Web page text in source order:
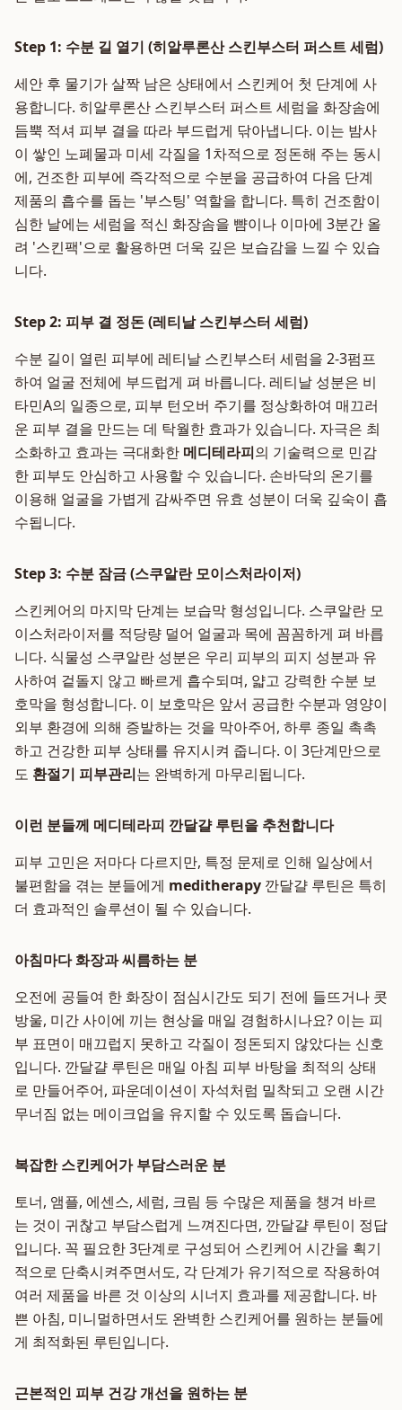
Step 1: 수분 길 열기 (히알루론산 스킨부스터 퍼스트 세럼)
세안 후 물기가 살짝 남은 상태에서 스킨케어 첫 단계에 사
용합니다. 히알루론산 스킨부스터 퍼스트 세럼을 화장솜에
듬뿍 적셔 피부 결을 따라 부드럽게 닦아냅니다. 이는 밤사
이 쌓인 노폐물과 미세 각질을 1차적으로 정돈해 주는 동시
에, 건조한 피부에 즉각적으로 수분을 공급하여 다음 단계
제품의 흡수를 돕는 '부스팅' 역할을 합니다. 특히 건조함이
심한 날에는 세럼을 적신 화장솜을 뺨이나 이마에 3분간 올
려 '스킨팩'으로 활용하면 더욱 깊은 보습감을 느낄 수 있습
니다.
Step 2: 피부 결 정돈 (레티날 스킨부스터 세럼)
수분 길이 열린 피부에 레티날 스킨부스터 세럼을 2-3펌프
하여 얼굴 전체에 부드럽게 펴 바릅니다. 레티날 성분은 비
타민A의 일종으로, 피부 턴오버 주기를 정상화하여 매끄러
운 피부 결을 만드는 데 탁월한 효과가 있습니다. 자극은 최
소화하고 효과는 극대화한 메디테라피의 기술력으로 민감
한 피부도 안심하고 사용할 수 있습니다. 손바닥의 온기를
이용해 얼굴을 가볍게 감싸주면 유효 성분이 더욱 깊숙이 흡
수됩니다.
Step 3: 수분 잠금 (스쿠알란 모이스처라이저)
스킨케어의 마지막 단계는 보습막 형성입니다. 스쿠알란 모
이스처라이저를 적당량 덜어 얼굴과 목에 꼼꼼하게 펴 바릅
니다. 식물성 스쿠알란 성분은 우리 피부의 피지 성분과 유
사하여 겉돌지 않고 빠르게 흡수되며, 얇고 강력한 수분 보
호막을 형성합니다. 이 보호막은 앞서 공급한 수분과 영양이
외부 환경에 의해 증발하는 것을 막아주어, 하루 종일 촉촉
하고 건강한 피부 상태를 유지시켜 줍니다. 이 3단계만으로
도 환절기 피부관리는 완벽하게 마무리됩니다.
이런 분들께 메디테라피 깐달걀 루틴을 추천합니다
피부 고민은 저마다 다르지만, 특정 문제로 인해 일상에서
불편함을 겪는 분들에게 meditherapy 깐달걀 루틴은 특히
더 효과적인 솔루션이 될 수 있습니다.
아침마다 화장과 씨름하는 분
오전에 공들여 한 화장이 점심시간도 되기 전에 들뜨거나 콧
방울, 미간 사이에 끼는 현상을 매일 경험하시나요? 이는 피
부 표면이 매끄럽지 못하고 각질이 정돈되지 않았다는 신호
입니다. 깐달걀 루틴은 매일 아침 피부 바탕을 최적의 상태
로 만들어주어, 파운데이션이 자석처럼 밀착되고 오랜 시간
무너짐 없는 메이크업을 유지할 수 있도록 돕습니다.
복잡한 스킨케어가 부담스러운 분
토너, 앰플, 에센스, 세럼, 크림 등 수많은 제품을 챙겨 바르
는 것이 귀찮고 부담스럽게 느껴진다면, 깐달걀 루틴이 정답
입니다. 꼭 필요한 3단계로 구성되어 스킨케어 시간을 획기
적으로 단축시켜주면서도, 각 단계가 유기적으로 작용하여
여러 제품을 바른 것 이상의 시너지 효과를 제공합니다. 바
쁜 아침, 미니멀하면서도 완벽한 스킨케어를 원하는 분들에
게 최적화된 루틴입니다.
근본적인 피부 건강 개선을 원하는 분